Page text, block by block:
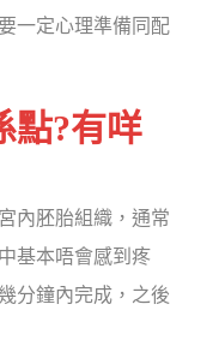
一定心理準備同配
點?有咩
內胚胎組織，通常
基本唔會感到疼
分鐘內完成，之後